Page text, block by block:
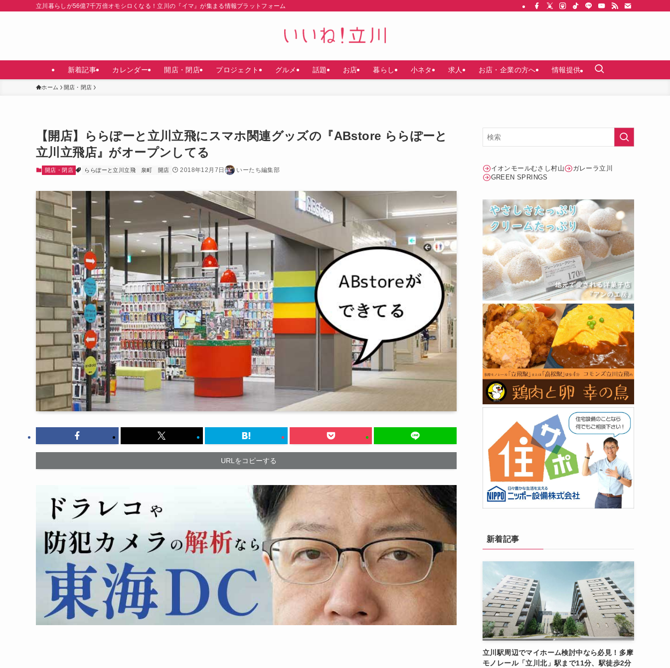
立川暮らしが56億7千万倍オモシロくなる！立川の『イマ』が集まる情報プラットフォーム
新着記事 カレンダー 開店・閉店 プロジェクト グルメ 話題 お店 暮らし 小ネタ 求人 お店・企業の方へ 情報提供
ホーム 開店・閉店
【開店】ららぽーと立川立飛にスマホ関連グッズの『ABstore ららぽーと
立川立飛店』がオープンしてる
開店・閉店 ららぽーと立川立飛 泉町 開店 2018年12月7日 いーたち編集部
URLをコピーする
イオンモールむさし村山
ガレーラ立川
GREEN SPRINGS
新着記事
立川駅周辺でマイホーム検討中なら必見！多摩
モノレール「立川北」駅まで11分、駅徒歩2分